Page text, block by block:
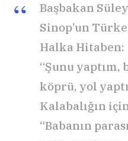
Başbakan
Sinop’un
Halka Hitaben:
“Şunu yaptım,
köprü, yol
Kalabalığın
“Babanın